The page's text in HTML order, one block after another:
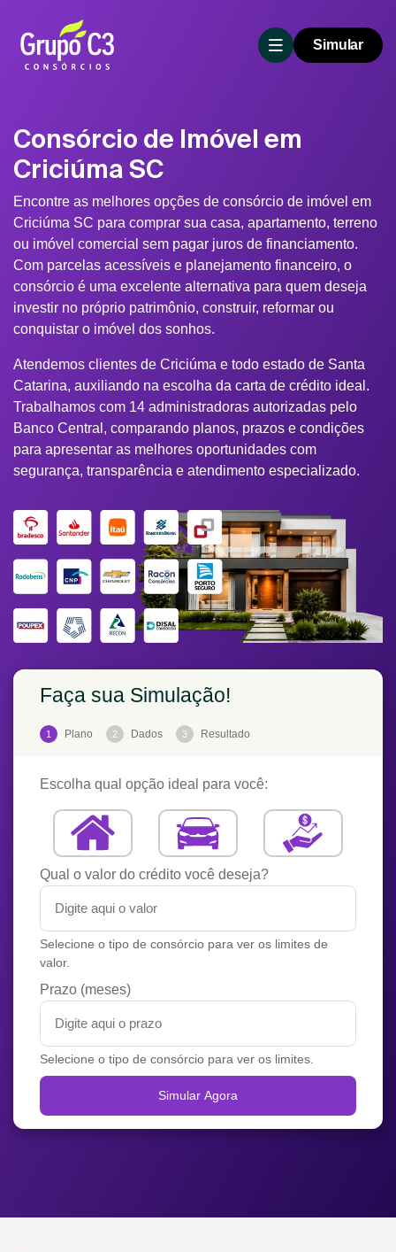
Simular
Consórcio de Imóvel em
Criciúma SC
Encontre as melhores opções de consórcio de imóvel em
Criciúma SC para comprar sua casa, apartamento, terreno
ou imóvel comercial sem pagar juros de financiamento.
Com parcelas acessíveis e planejamento financeiro, o
consórcio é uma excelente alternativa para quem deseja
investir no próprio patrimônio, construir, reformar ou
conquistar o imóvel dos sonhos.
Atendemos clientes de Criciúma e todo estado de Santa
Catarina, auxiliando na escolha da carta de crédito ideal.
Trabalhamos com 14 administradoras autorizadas pelo
Banco Central, comparando planos, prazos e condições
para apresentar as melhores oportunidades com
segurança, transparência e atendimento especializado.
Faça sua Simulação!
1 Plano 2 Dados 3 Resultado
Escolha qual opção ideal para você:
Qual o valor do crédito você deseja?
Selecione o tipo de consórcio para ver os limites de
valor.
Prazo (meses)
Selecione o tipo de consórcio para ver os limites.
Simular Agora